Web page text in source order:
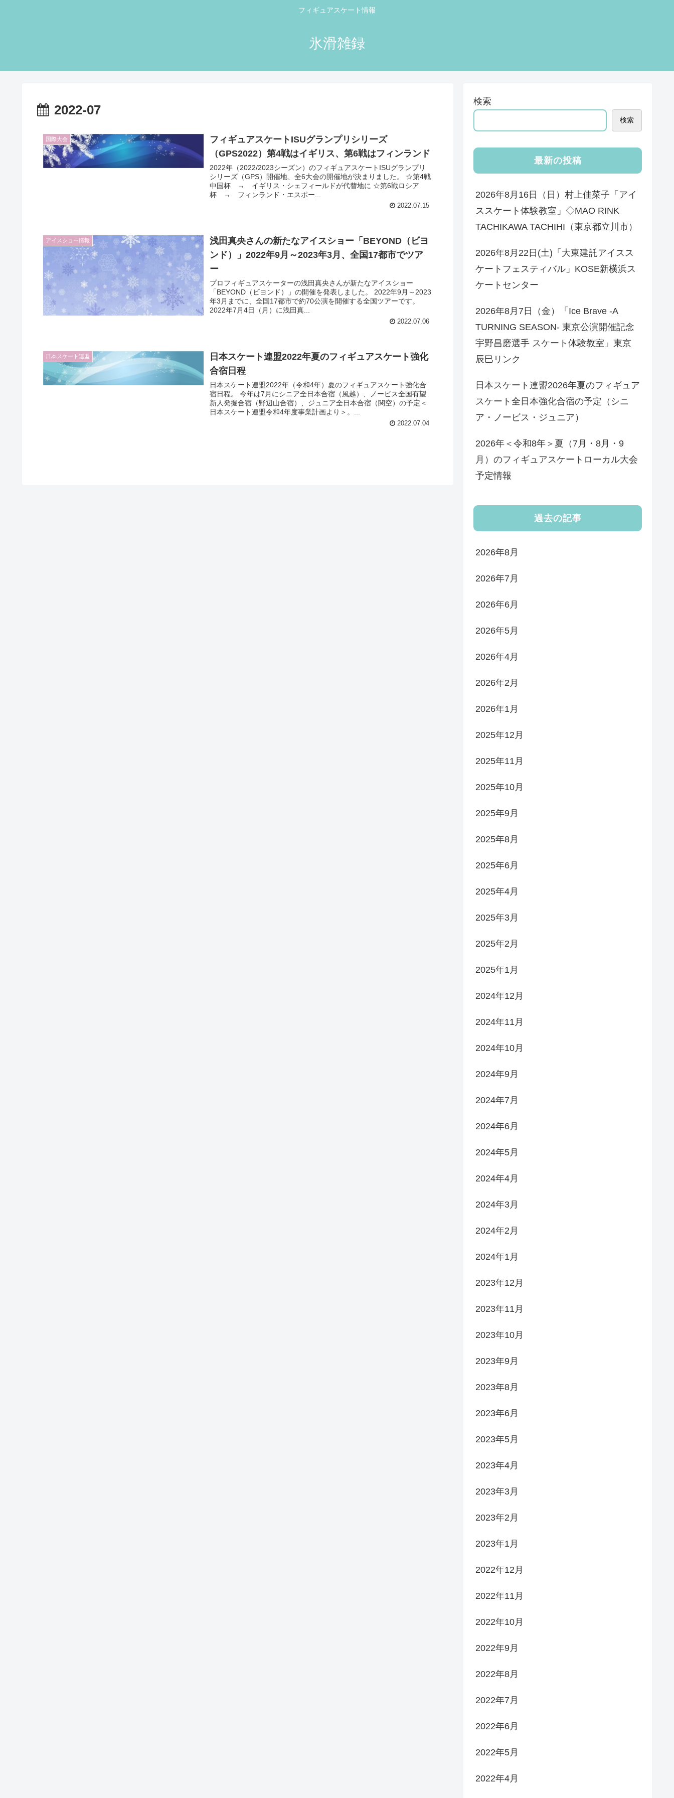
フィギュアスケート情報
氷滑雑録
2022-07
国際大会
フィギュアスケートISUグランプリシリーズ
（GPS2022）第4戦はイギリス、第6戦はフィンランド
2022年（2022/2023シーズン）のフィギュアスケートISUグランプリ
シリーズ（GPS）開催地、全6大会の開催地が決まりました。 ☆第4戦
中国杯 → イギリス・シェフィールドが代替地に ☆第6戦ロシア
杯 → フィンランド・エスポー...
2022.07.15
アイスショー情報
浅田真央さんの新たなアイスショー「BEYOND（ビヨ
ンド）」2022年9月～2023年3月、全国17都市でツア
ー
プロフィギュアスケーターの浅田真央さんが新たなアイスショー
「BEYOND（ビヨンド）」の開催を発表しました。 2022年9月～2023
年3月までに、全国17都市で約70公演を開催する全国ツアーです。
2022年7月4日（月）に浅田真...
2022.07.06
日本スケート連盟
日本スケート連盟2022年夏のフィギュアスケート強化
合宿日程
日本スケート連盟2022年（令和4年）夏のフィギュアスケート強化合
宿日程。 今年は7月にシニア全日本合宿（風越）、ノービス全国有望
新人発掘合宿（野辺山合宿）、ジュニア全日本合宿（関空）の予定＜
日本スケート連盟令和4年度事業計画より＞。...
2022.07.04
検索
検索
最新の投稿
2026年8月16日（日）村上佳菜子「アイ
ススケート体験教室」◇MAO RINK
TACHIKAWA TACHIHI（東京都立川市）
2026年8月22日(土)「大東建託アイスス
ケートフェスティバル」KOSE新横浜ス
ケートセンター
2026年8月7日（金）「Ice Brave -A
TURNING SEASON- 東京公演開催記念
宇野昌磨選手 スケート体験教室」東京
辰巳リンク
日本スケート連盟2026年夏のフィギュア
スケート全日本強化合宿の予定（シニ
ア・ノービス・ジュニア）
2026年＜令和8年＞夏（7月・8月・9
月）のフィギュアスケートローカル大会
予定情報
過去の記事
2026年8月
2026年7月
2026年6月
2026年5月
2026年4月
2026年2月
2026年1月
2025年12月
2025年11月
2025年10月
2025年9月
2025年8月
2025年6月
2025年4月
2025年3月
2025年2月
2025年1月
2024年12月
2024年11月
2024年10月
2024年9月
2024年7月
2024年6月
2024年5月
2024年4月
2024年3月
2024年2月
2024年1月
2023年12月
2023年11月
2023年10月
2023年9月
2023年8月
2023年6月
2023年5月
2023年4月
2023年3月
2023年2月
2023年1月
2022年12月
2022年11月
2022年10月
2022年9月
2022年8月
2022年7月
2022年6月
2022年5月
2022年4月